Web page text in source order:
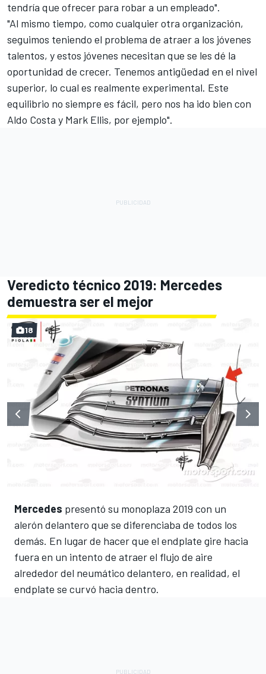
tendría que ofrecer para robar a un empleado".
"Al mismo tiempo, como cualquier otra organización,
seguimos teniendo el problema de atraer a los jóvenes
talentos, y estos jóvenes necesitan que se les dé la
oportunidad de crecer. Tenemos antigüedad en el nivel
superior, lo cual es realmente experimental. Este
equilibrio no siempre es fácil, pero nos ha ido bien con
Aldo Costa y Mark Ellis, por ejemplo".
Veredicto técnico 2019: Mercedes
demuestra ser el mejor
Mercedes presentó su monoplaza 2019 con un
alerón delantero que se diferenciaba de todos los
demás. En lugar de hacer que el endplate gire hacia
fuera en un intento de atraer el flujo de aire
alrededor del neumático delantero, en realidad, el
endplate se curvó hacia dentro.
18